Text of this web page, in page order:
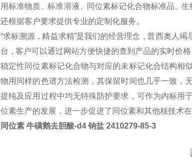
用 标 准 物 质 、标 准 溶 液 、同 位 素 标 记 化 合 物 标 准 品 、
还 根 据 客 户 要 求 提 供 专 业 的 定 制 化 服 务 。
“ 求 标 溯 源 ，精 益 求 精 "是 我 们 的 经 营 理 念 ，普 西 奥 人 竭
台 ，客 户 可 以 通 过 网 站 方 便 快 捷 的 查 到 产 品 的 实 时 价 格
稳定性同位素标记化合物与对应的未标记化合结构相
物用同样的色谱方法检测，其保留时间也几乎一致，
提纯及应用过程中均无特殊防护要求，可作为内标用
位素生产的发展，进一步促进了同位素和其他核技术
同位素 牛磺鹅去胆酸-d4 钠盐 2410279-85-3